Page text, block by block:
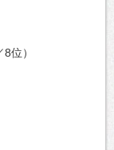
位）